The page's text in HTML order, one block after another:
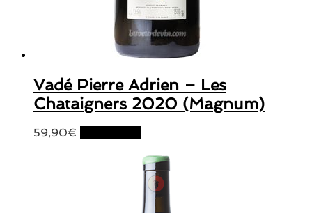
Vadé Pierre Adrien – Les
Chataigners 2020 (Magnum)
59,90€